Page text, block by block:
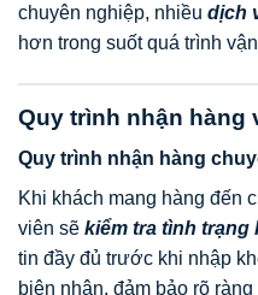
chuyên nghiệp, nhiều dịch
hơn trong suốt quá trình
Quy trình nhận hàng
Quy trình nhận hàng
Khi khách mang hàng đến
viên sẽ kiểm tra tình trạng
tin đầy đủ trước khi nhập
biên nhận, đảm bảo rõ